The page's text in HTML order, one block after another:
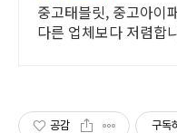
중고태블릿, 중고아이
다른 업체보다 저렴합
공감 구독